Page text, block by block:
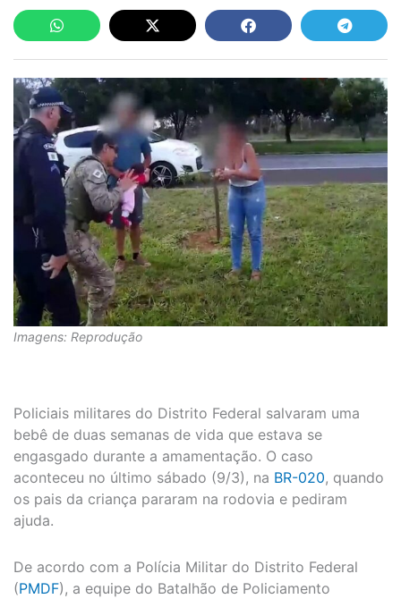
Imagens: Reprodução
Policiais militares do Distrito Federal salvaram uma
bebê de duas semanas de vida que estava se
engasgado durante a amamentação. O caso
aconteceu no último sábado (9/3), na BR-020, quando
os pais da criança pararam na rodovia e pediram
ajuda.
De acordo com a Polícia Militar do Distrito Federal
(PMDF), a equipe do Batalhão de Policiamento